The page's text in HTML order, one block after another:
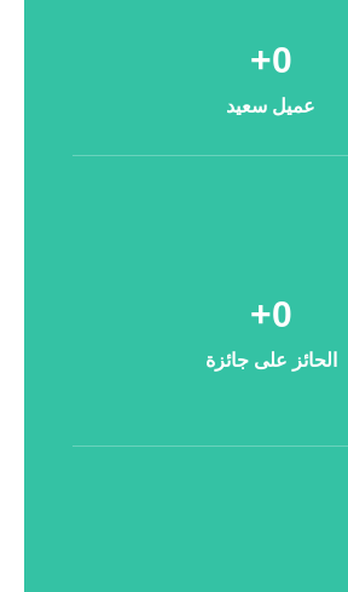
عميل سعيد
0
+
الحائز على جائزة
0
+